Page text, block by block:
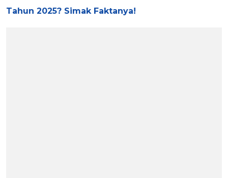
Tahun 2025? Simak Faktanya!